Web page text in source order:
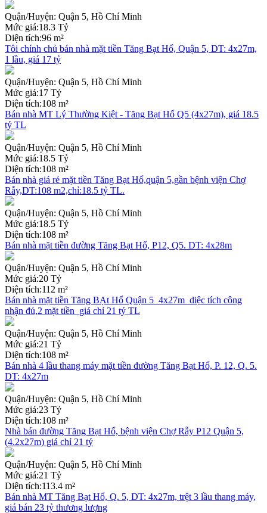
Quận/Huyện: Quận 5, Hồ Chí Minh
Mức giá:18.3 Tỷ
Diện tích:96 m²
Tôi chính chủ bán nhà mặt tiền Tăng Bạt Hổ, Quận 5, DT: 4x27m,
1 lầu, giá 17 tỷ
Quận/Huyện: Quận 5, Hồ Chí Minh
Mức giá:17 Tỷ
Diện tích:108 m²
Bán nhà MT Lý Thường Kiệt - Tăng Bạt Hổ Q5 (4x27m), giá 18.5
tỷ TL
Quận/Huyện: Quận 5, Hồ Chí Minh
Mức giá:18.5 Tỷ
Diện tích:108 m²
Bán nhà giá rẻ mặt tiền Tăng Bạt Hổ,quận 5,gần bệnh viện Chợ
Rẫy,DT:108 m2,chỉ:18.5 tỷ TL.
Quận/Huyện: Quận 5, Hồ Chí Minh
Mức giá:18.5 Tỷ
Diện tích:108 m²
Bán nhà mặt tiền đường Tăng Bạt Hổ, P12, Q5. DT: 4x28m
Quận/Huyện: Quận 5, Hồ Chí Minh
Mức giá:20 Tỷ
Diện tích:112 m²
Bán nhà mặt tiền Tăng BẠt Hổ Quận 5_4x27m_diệc tích công
nhận đủ,2 mặt tiền_giá chỉ 21 tỷ TL
Quận/Huyện: Quận 5, Hồ Chí Minh
Mức giá:21 Tỷ
Diện tích:108 m²
Bán nhà 4 lầu thang máy mặt tiền đường Tăng Bạt Hổ, P. 12, Q. 5.
DT: 4x27m
Quận/Huyện: Quận 5, Hồ Chí Minh
Mức giá:23 Tỷ
Diện tích:108 m²
Nhà bán đường Tăng Bạt Hổ, bệnh viện Chợ Rẫy P12 Quận 5,
(4.2x27m) giá chỉ 21 tỷ
Quận/Huyện: Quận 5, Hồ Chí Minh
Mức giá:21 Tỷ
Diện tích:113.4 m²
Bán nhà MT Tăng Bạt Hổ, Q. 5, DT: 4x27m, trệt 3 lầu thang máy,
giá bán 23 tỷ thương lượng